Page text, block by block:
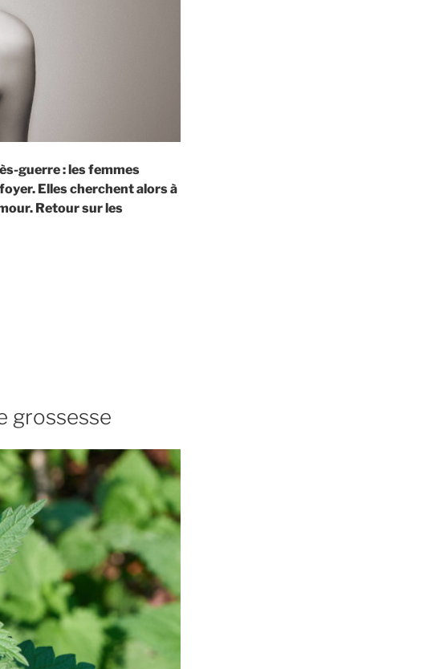
guerre : les femmes
Elles cherchent alors à
Retour sur les
grossesse